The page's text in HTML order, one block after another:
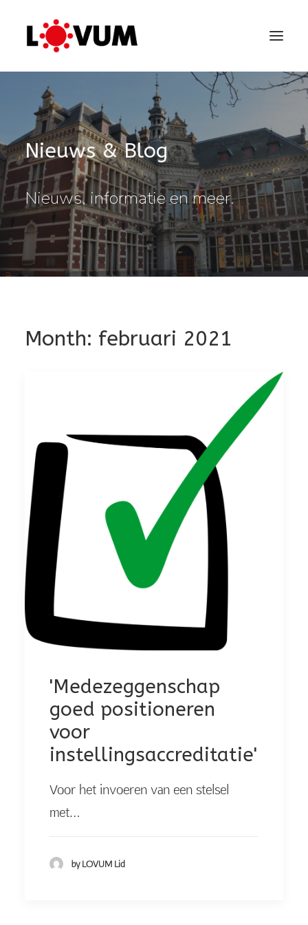
Nieuws & Blog
Nieuws, informatie en meer.
Month: februari 2021
'Medezeggenschap
goed positioneren
voor
instellingsaccreditatie'
Voor het invoeren van een stelsel
met…
by LOVUM Lid